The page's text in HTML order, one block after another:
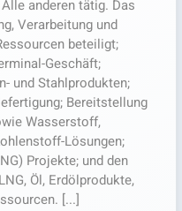
anderen tätig. Das
Verarbeitung und
beteiligt;
Geschäft;
und Stahlprodukten;
Bereitstellung
Wasserstoff,
Lösungen;
Projekte; und den
Öl, Erdölprodukte,
[...]